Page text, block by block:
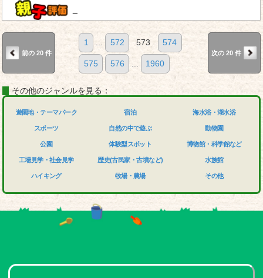
－
前の 20 件
1 ... 572 573 574
575 576 ... 1960
次の 20 件
その他のジャンルを見る：
遊園地・テーマパーク
スポーツ
公園
工場見学・社会見学
ハイキング
宿泊
自然の中で遊ぶ
体験型スポット
歴史(古民家・古墳など)
牧場・農場
海水浴・湖水浴
動物園
博物館・科学館など
水族館
その他